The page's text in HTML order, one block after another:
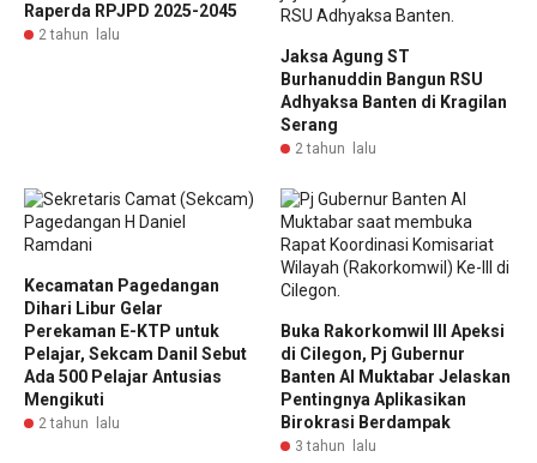
Raperda RPJPD 2025-2045
2 tahun lalu
Jaksa Agung ST
Burhanuddin Bangun RSU
Adhyaksa Banten di Kragilan
Serang
2 tahun lalu
Kecamatan Pagedangan
Dihari Libur Gelar
Perekaman E-KTP untuk
Pelajar, Sekcam Danil Sebut
Ada 500 Pelajar Antusias
Mengikuti
2 tahun lalu
Buka Rakorkomwil III Apeksi
di Cilegon, Pj Gubernur
Banten Al Muktabar Jelaskan
Pentingnya Aplikasikan
Birokrasi Berdampak
3 tahun lalu